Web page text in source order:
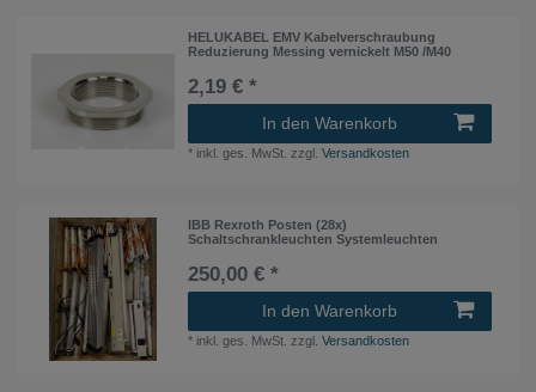
HELUKABEL EMV Kabelverschraubung
Reduzierung Messing vernickelt M50 /M40
2,19 € *
In den Warenkorb
* inkl. ges. MwSt. zzgl.Versandkosten
IBB Rexroth Posten (28x)
Schaltschrankleuchten Systemleuchten
250,00 € *
In den Warenkorb
* inkl. ges. MwSt. zzgl.Versandkosten